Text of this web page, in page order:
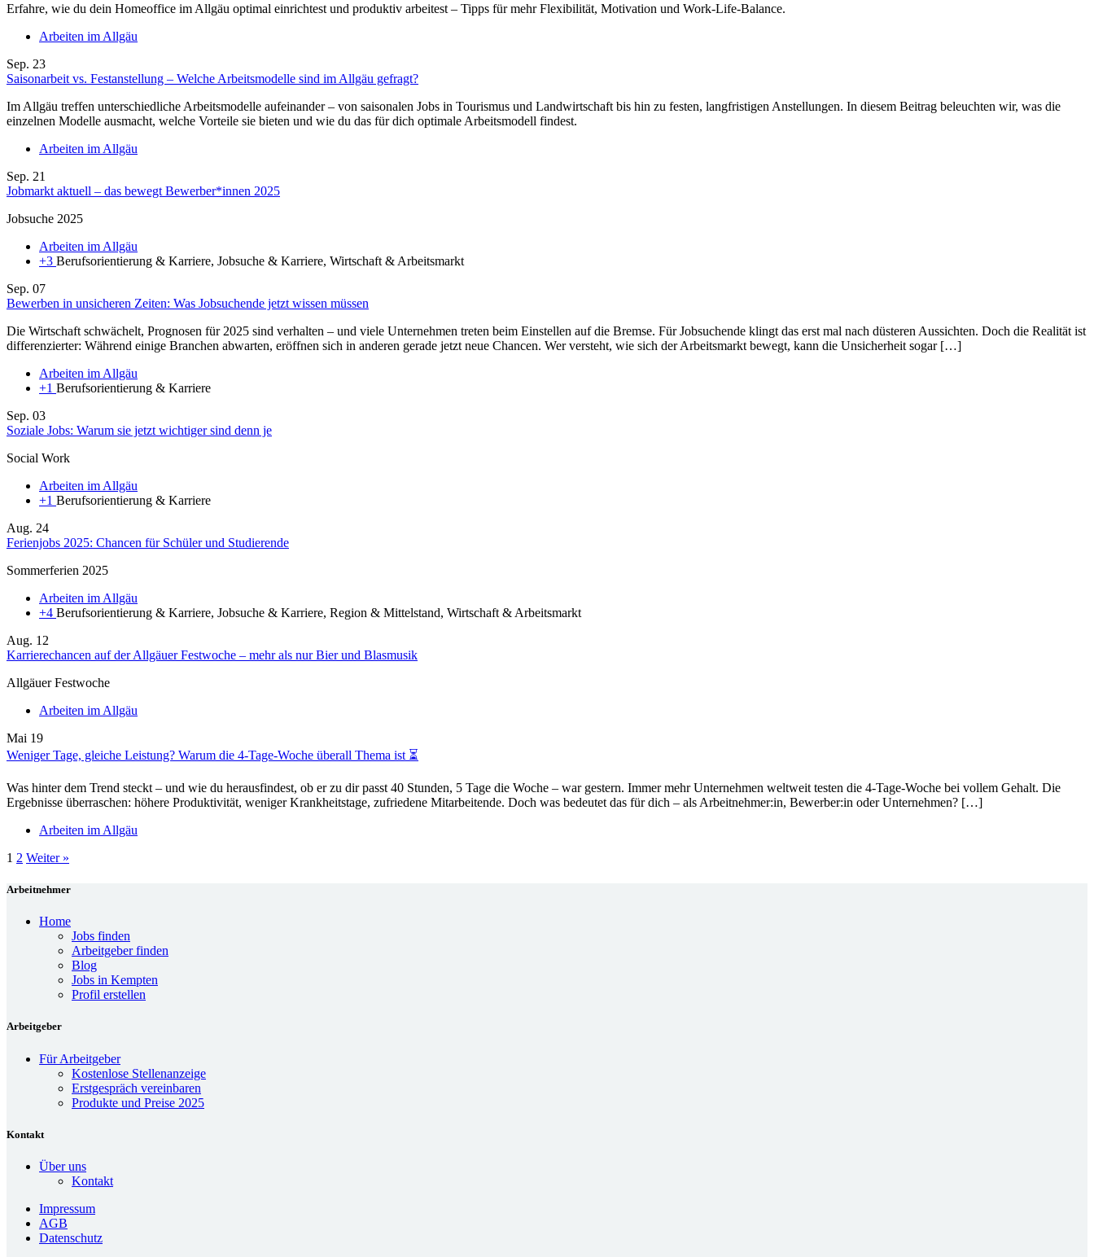
Erfahre, wie du dein Homeoffice im Allgäu optimal einrichtest und produktiv arbeitest – Tipps für mehr Flexibilität, Motivation und Work-Life-Balance.
Arbeiten im Allgäu
Sep. 23
Saisonarbeit vs. Festanstellung – Welche Arbeitsmodelle sind im Allgäu gefragt?
Im Allgäu treffen unterschiedliche Arbeitsmodelle aufeinander – von saisonalen Jobs in Tourismus und Landwirtschaft bis hin zu festen, langfristigen Anstellungen. In diesem Beitrag beleuchten wir, was die
einzelnen Modelle ausmacht, welche Vorteile sie bieten und wie du das für dich optimale Arbeitsmodell findest.
Arbeiten im Allgäu
Sep. 21
Jobmarkt aktuell – das bewegt Bewerber*innen 2025
Jobsuche 2025
Arbeiten im Allgäu
+3 Berufsorientierung & Karriere, Jobsuche & Karriere, Wirtschaft & Arbeitsmarkt
Sep. 07
Bewerben in unsicheren Zeiten: Was Jobsuchende jetzt wissen müssen
Die Wirtschaft schwächelt, Prognosen für 2025 sind verhalten – und viele Unternehmen treten beim Einstellen auf die Bremse. Für Jobsuchende klingt das erst mal nach düsteren Aussichten. Doch die Realität ist
differenzierter: Während einige Branchen abwarten, eröffnen sich in anderen gerade jetzt neue Chancen. Wer versteht, wie sich der Arbeitsmarkt bewegt, kann die Unsicherheit sogar […]
Arbeiten im Allgäu
+1 Berufsorientierung & Karriere
Sep. 03
Soziale Jobs: Warum sie jetzt wichtiger sind denn je
Social Work
Arbeiten im Allgäu
+1 Berufsorientierung & Karriere
Aug. 24
Ferienjobs 2025: Chancen für Schüler und Studierende
Sommerferien 2025
Arbeiten im Allgäu
+4 Berufsorientierung & Karriere, Jobsuche & Karriere, Region & Mittelstand, Wirtschaft & Arbeitsmarkt
Aug. 12
Karrierechancen auf der Allgäuer Festwoche – mehr als nur Bier und Blasmusik
Allgäuer Festwoche
Arbeiten im Allgäu
Mai 19
Weniger Tage, gleiche Leistung? Warum die 4-Tage-Woche überall Thema ist ⏳
Was hinter dem Trend steckt – und wie du herausfindest, ob er zu dir passt 40 Stunden, 5 Tage die Woche – war gestern. Immer mehr Unternehmen weltweit testen die 4-Tage-Woche bei vollem Gehalt. Die
Ergebnisse überraschen: höhere Produktivität, weniger Krankheitstage, zufriedene Mitarbeitende. Doch was bedeutet das für dich – als Arbeitnehmer:in, Bewerber:in oder Unternehmen? […]
Arbeiten im Allgäu
1 2 Weiter »
Arbeitnehmer
Home
Jobs finden
Arbeitgeber finden
Blog
Jobs in Kempten
Profil erstellen
Arbeitgeber
Für Arbeitgeber
Kostenlose Stellenanzeige
Erstgespräch vereinbaren
Produkte und Preise 2025
Kontakt
Über uns
Kontakt
Impressum
AGB
Datenschutz